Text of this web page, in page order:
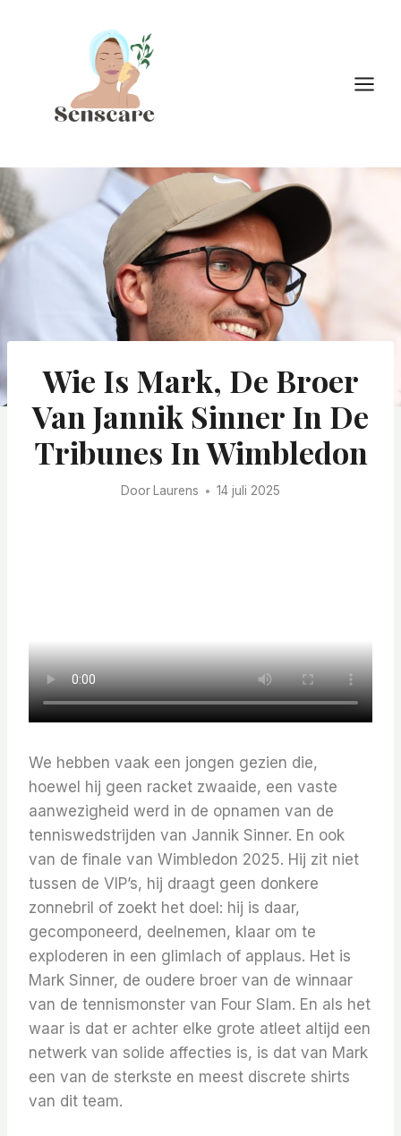
Wie Is Mark, De Broer
Van Jannik Sinner In De
Tribunes In Wimbledon
Door Laurens 14 juli 2025
We hebben vaak een jongen gezien die,
hoewel hij geen racket zwaaide, een vaste
aanwezigheid werd in de opnamen van de
tenniswedstrijden van Jannik Sinner. En ook
van de finale van Wimbledon 2025. Hij zit niet
tussen de VIP’s, hij draagt geen donkere
zonnebril of zoekt het doel: hij is daar,
gecomponeerd, deelnemen, klaar om te
exploderen in een glimlach of applaus. Het is
Mark Sinner, de oudere broer van de winnaar
van de tennismonster van Four Slam. En als het
waar is dat er achter elke grote atleet altijd een
netwerk van solide affecties is, is dat van Mark
een van de sterkste en meest discrete shirts
van dit team.